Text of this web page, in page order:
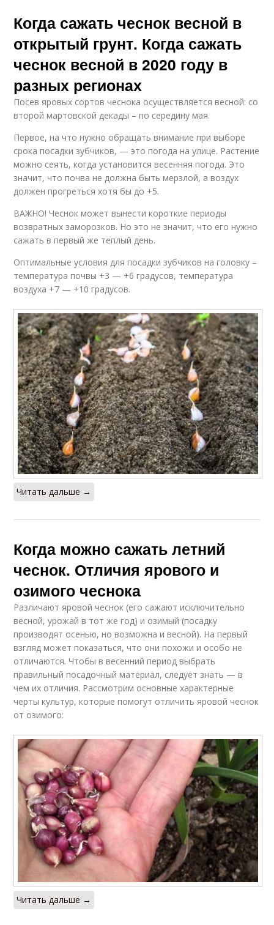
Когда сажать чеснок весной в
открытый грунт. Когда сажать
чеснок весной в 2020 году в
разных регионах
Посев яровых сортов чеснока осуществляется весной: со
второй мартовской декады – по середину мая.
Первое, на что нужно обращать внимание при выборе
срока посадки зубчиков, — это погода на улице. Растение
можно сеять, когда установится весенняя погода. Это
значит, что почва не должна быть мерзлой, а воздух
должен прогреться хотя бы до +5.
ВАЖНО! Чеснок может вынести короткие периоды
возвратных заморозков. Но это не значит, что его нужно
сажать в первый же теплый день.
Оптимальные условия для посадки зубчиков на головку –
температура почвы +3 — +6 градусов, температура
воздуха +7 — +10 градусов.
Читать дальше →
Когда можно сажать летний
чеснок. Отличия ярового и
озимого чеснока
Различают яровой чеснок (его сажают исключительно
весной, урожай в тот же год) и озимый (посадку
производят осенью, но возможна и весной). На первый
взгляд может показаться, что они похожи и особо не
отличаются. Чтобы в весенний период выбрать
правильный посадочный материал, следует знать — в
чем их отличия. Рассмотрим основные характерные
черты культур, которые помогут отличить яровой чеснок
от озимого:
Читать дальше →